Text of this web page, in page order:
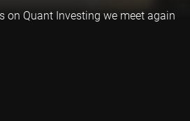
on Quant Investing we meet again